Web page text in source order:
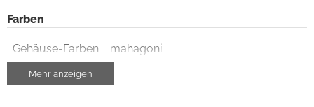
Farben
Gehäuse-Farben mahagoni
Gehäuseeigenschaften
Mehr anzeigen